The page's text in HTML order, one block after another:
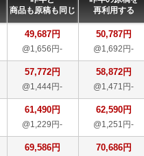
商品も原稿も同じ
再利用する
49,687円
@1,656円-
50,787円
@1,692円-
57,772円
@1,444円-
58,872円
@1,471円-
61,490円
@1,229円-
62,590円
@1,251円-
69,586円 70,686円